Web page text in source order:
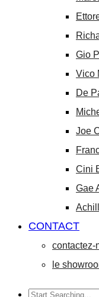
Gio
Vico
De
Joe
Cini
Gae
CONTACT
contactez-
le